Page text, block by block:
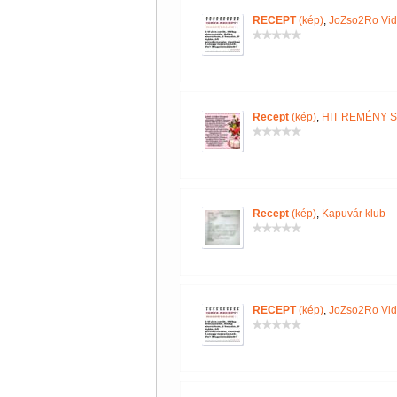
RECEPT(kép), JoZso2Ro
Recept(kép), HIT REMÉNY
Recept(kép), Kapuvár klub
RECEPT(kép), JoZso2Ro